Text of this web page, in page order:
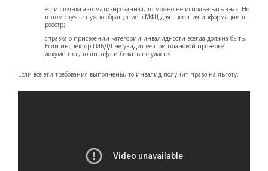
если стоянка автоматизированная, то можно не использовать знак. Но
в этом случае нужно обращение в МФЦ для внесения информации в
реестр;
справка о присвоении категории инвалидности всегда должна быть.
Если инспектор ГИБДД не увидит ее при плановой проверке
документов, то штрафа избежать не удастся.
Если все эти требования выполнены, то инвалид получит право на льготу.